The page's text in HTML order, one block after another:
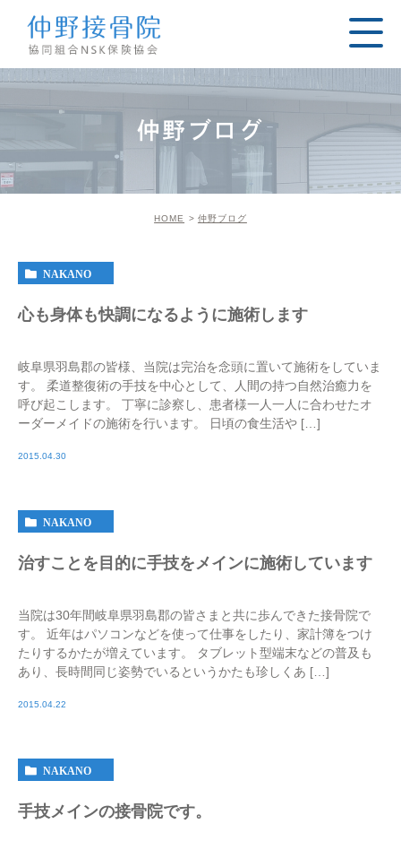
仲野ブログ
HOME 仲野ブログ
NAKANO
心も身体も快調になるように施術します
岐阜県羽島郡の皆様、当院は完治を念頭に置いて施術をしていま
す。 柔道整復術の手技を中心として、人間の持つ自然治癒力を
呼び起こします。 丁寧に診察し、患者様一人一人に合わせたオ
ーダーメイドの施術を行います。 日頃の食生活や […]
2015.04.30
NAKANO
治すことを目的に手技をメインに施術しています
当院は30年間岐阜県羽島郡の皆さまと共に歩んできた接骨院で
す。 近年はパソコンなどを使って仕事をしたり、家計簿をつけ
たりするかたが増えています。 タブレット型端末などの普及も
あり、長時間同じ姿勢でいるというかたも珍しくあ […]
2015.04.22
NAKANO
手技メインの接骨院です。